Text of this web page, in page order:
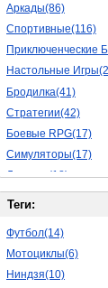
Аркады(86)
Спортивные(116)
Приключенческие
Настольные
Бродилка(41)
Стратегии(42)
Боевые RPG(17)
Симуляторы(17)
Леталки(18)
Симуляторы
Логические Игры(18)
Азартные(15)
Ролевые Игры(62)
Теги:
Футбол(14)
Мотоциклы(6)
Ниндзя(10)